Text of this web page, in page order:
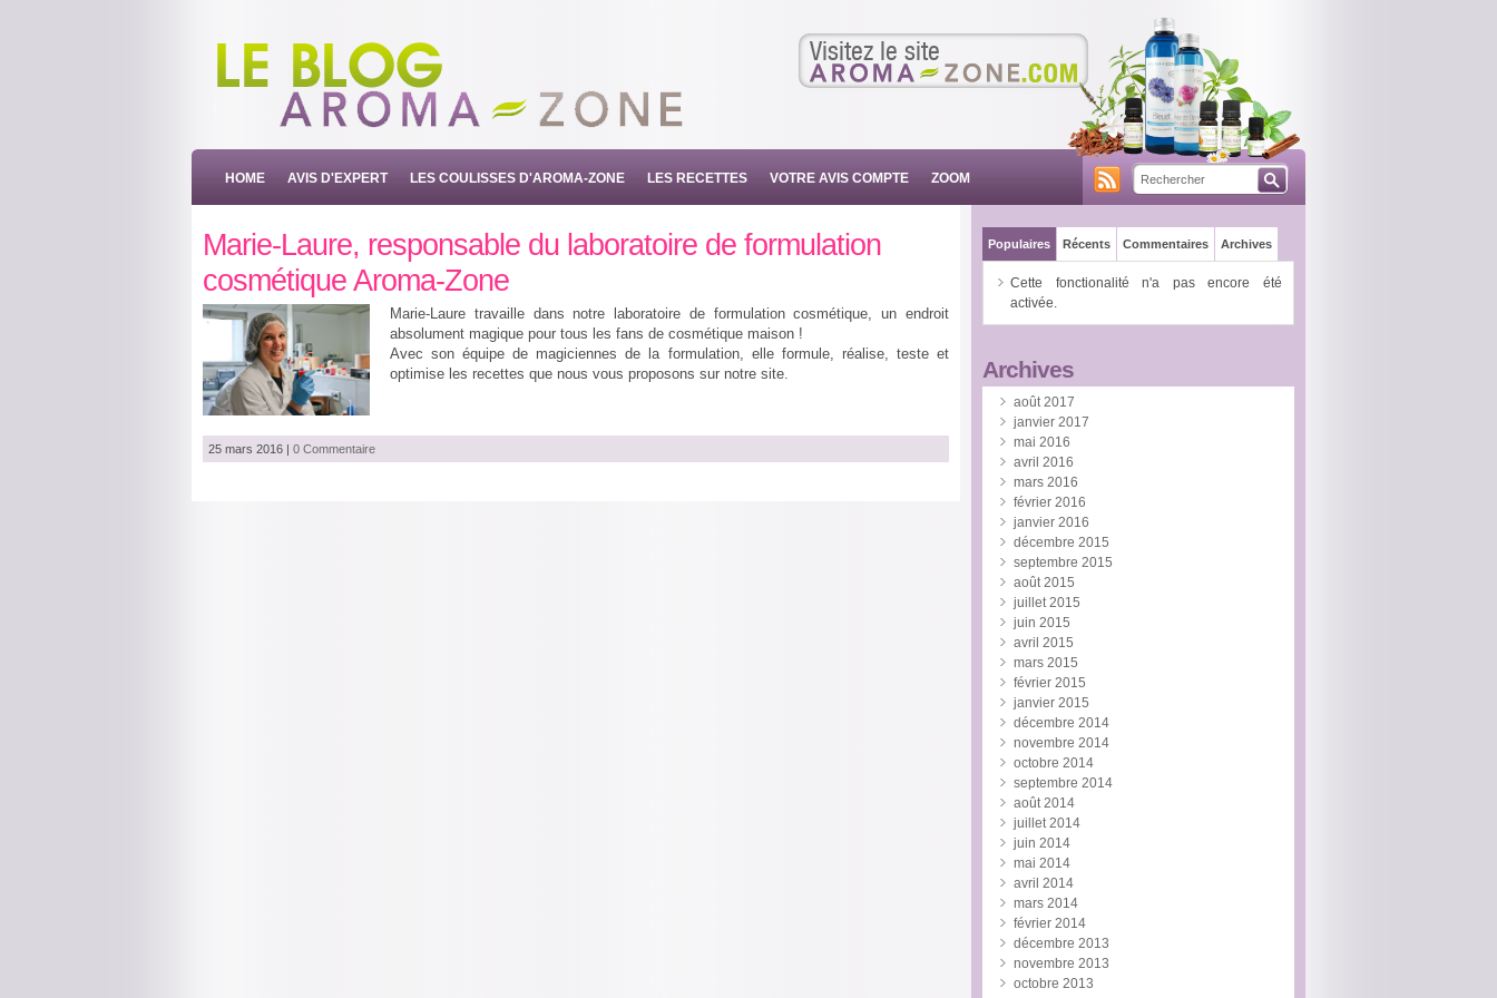
Visitez le site
HOME AVIS D'EXPERT LES COULISSES D'AROMA-ZONE LES RECETTES VOTRE AVIS COMPTE ZOOM
Marie-Laure, responsable du laboratoire de formulation
cosmétique Aroma-Zone
Marie-Laure travaille dans notre laboratoire de formulation cosmétique, un endroit
absolument magique pour tous les fans de cosmétique maison !
Avec son équipe de magiciennes de la formulation, elle formule, réalise, teste et
optimise les recettes que nous vous proposons sur notre site.
25 mars 2016 | 0 Commentaire
Populaires Récents Commentaires Archives
Cette fonctionalité n'a pas encore été
activée.
Archives
août 2017
janvier 2017
mai 2016
avril 2016
mars 2016
février 2016
janvier 2016
décembre 2015
septembre 2015
août 2015
juillet 2015
juin 2015
avril 2015
mars 2015
février 2015
janvier 2015
décembre 2014
novembre 2014
octobre 2014
septembre 2014
août 2014
juillet 2014
juin 2014
mai 2014
avril 2014
mars 2014
février 2014
décembre 2013
novembre 2013
octobre 2013